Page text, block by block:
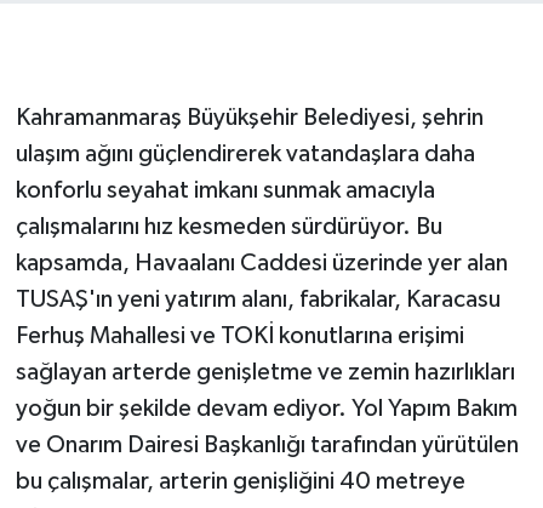
Kahramanmaraş Büyükşehir Belediyesi, şehrin
ulaşım ağını güçlendirerek vatandaşlara daha
konforlu seyahat imkanı sunmak amacıyla
çalışmalarını hız kesmeden sürdürüyor. Bu
kapsamda, Havaalanı Caddesi üzerinde yer alan
TUSAŞ'ın yeni yatırım alanı, fabrikalar, Karacasu
Ferhuş Mahallesi ve TOKİ konutlarına erişimi
sağlayan arterde genişletme ve zemin hazırlıkları
yoğun bir şekilde devam ediyor. Yol Yapım Bakım
ve Onarım Dairesi Başkanlığı tarafından yürütülen
bu çalışmalar, arterin genişliğini 40 metreye
BİLİMNET
SİVİL TOPLUM
SEÇİM 2014
KİM KİMDİR
ÇEK GÖNDER